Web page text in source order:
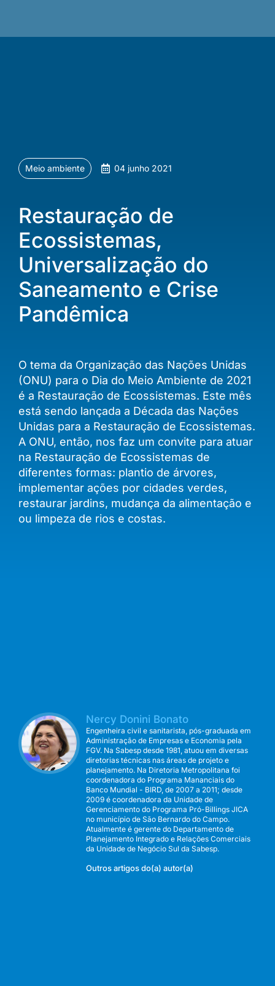
Meio ambiente 04 junho 2021
Restauração de
Ecossistemas,
Universalização do
Saneamento e Crise
Pandêmica
O tema da Organização das Nações Unidas
(ONU) para o Dia do Meio Ambiente de 2021
é a Restauração de Ecossistemas. Este mês
está sendo lançada a Década das Nações
Unidas para a Restauração de Ecossistemas.
A ONU, então, nos faz um convite para atuar
na Restauração de Ecossistemas de
diferentes formas: plantio de árvores,
implementar ações por cidades verdes,
restaurar jardins, mudança da alimentação e
ou limpeza de rios e costas.
Nercy Donini Bonato
Engenheira civil e sanitarista, pós-graduada em
Administração de Empresas e Economia pela
FGV. Na Sabesp desde 1981, atuou em diversas
diretorias técnicas nas áreas de projeto e
planejamento. Na Diretoria Metropolitana foi
coordenadora do Programa Mananciais do
Banco Mundial - BIRD, de 2007 a 2011; desde
2009 é coordenadora da Unidade de
Gerenciamento do Programa Pró-Billings JICA
no município de São Bernardo do Campo.
Atualmente é gerente do Departamento de
Planejamento Integrado e Relações Comerciais
da Unidade de Negócio Sul da Sabesp.
Outros artigos do(a) autor(a)